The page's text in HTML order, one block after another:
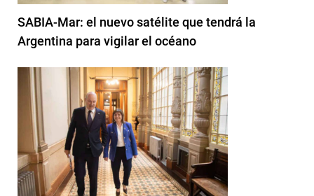
SABIA-Mar: el nuevo satélite que tendrá la
Argentina para vigilar el océano